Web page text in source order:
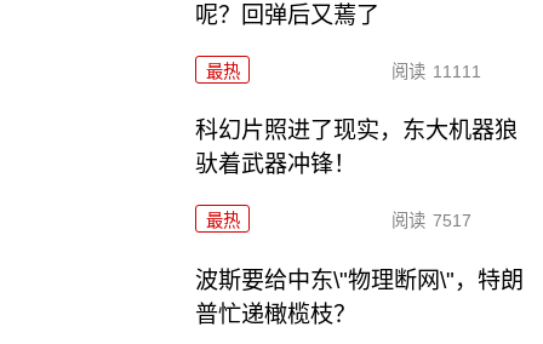
呢？回弹后又蔫了
最热 阅读 11111
科幻片照进了现实，东大机器狼
驮着武器冲锋！
最热 阅读 7517
波斯要给中东\"物理断网\"，特朗
普忙递橄榄枝？